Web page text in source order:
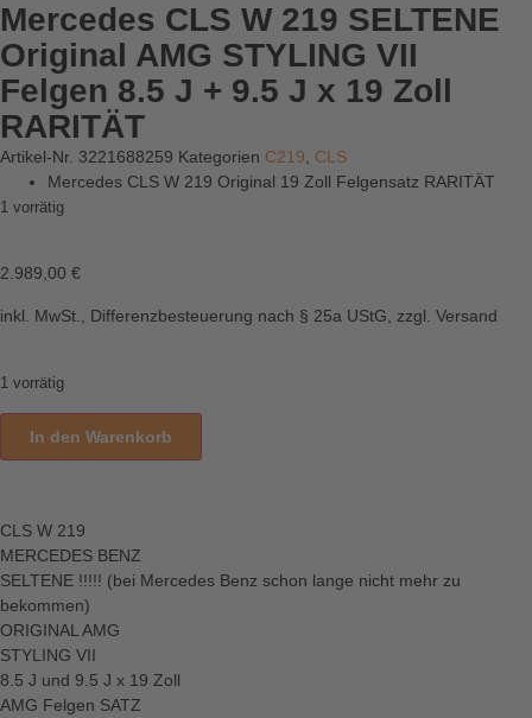
Mercedes CLS W 219 SELTENE
Original AMG STYLING VII
Felgen 8.5 J + 9.5 J x 19 Zoll
RARITÄT
Artikel-Nr. 3221688259 Kategorien C219
CLS
Mercedes CLS W 219 Original 19 Zoll Felgensatz RARITÄT
1 vorrätig
2.989,00 €
inkl. MwSt., Differenzbesteuerung nach § 25a UStG, zzgl. Versand
1 vorrätig
In den Warenkorb
CLS W 219
MERCEDES BENZ
SELTENE !!!!! (bei Mercedes Benz schon lange nicht mehr zu
bekommen)
ORIGINAL AMG
STYLING VII
8.5 J und 9.5 J x 19 Zoll
AMG Felgen SATZ